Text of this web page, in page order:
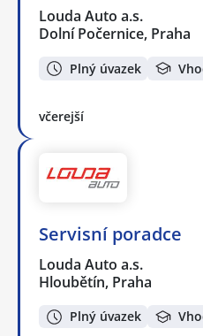
Louda Auto a.s.
Dolní Počernice, Praha
Plný úvazek
včerejší
Servisní poradce
Louda Auto a.s.
Hloubětín, Praha
Plný úvazek